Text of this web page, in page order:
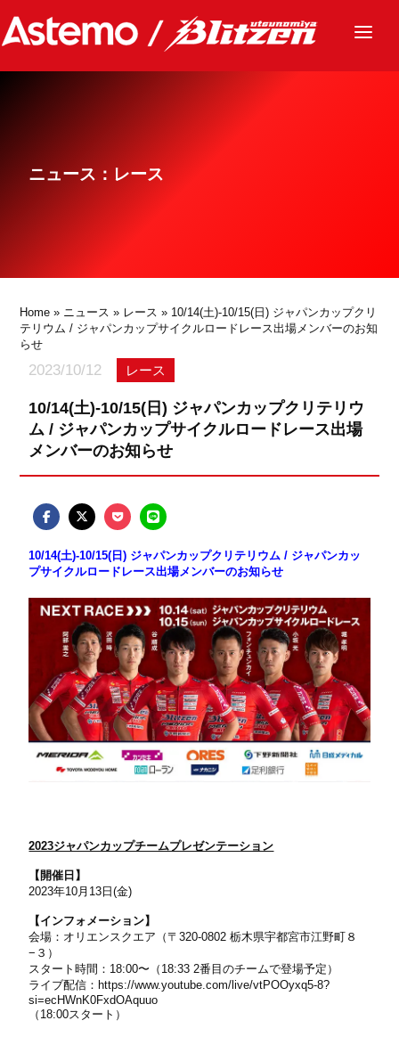
ニュース
グッズ
ニュース：レース
Home » ニュース » レース » 10/14(土)-10/15(日) ジャパンカップクリ
テリウム / ジャパンカップサイクルロードレース出場メンバーのお知
らせ
2023/10/12 レース
10/14(土)-10/15(日) ジャパンカップクリテリウ
ム / ジャパンカップサイクルロードレース出場
メンバーのお知らせ
10/14(土)-10/15(日) ジャパンカップクリテリウム / ジャパンカッ
プサイクルロードレース出場メンバーのお知らせ
2023ジャパンカップチームプレゼンテーション
【開催日】
2023年10月13日(金)
【インフォメーション】
会場：オリエンスクエア（〒320-0802 栃木県宇都宮市江野町８
−３）
スタート時間：18:00〜（18:33 2番目のチームで登場予定）
ライブ配信： https://www.youtube.com/live/vtPOOyxq5-8?
si=ecHWnK0FxdOAquuo
（18:00スタート）